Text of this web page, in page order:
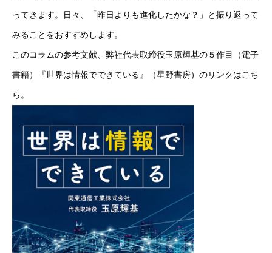
情報セキュリティ基本方針
HOME 新着情報 会社概要 事業紹介 採用情報 コラム
ってきます。日々、「昨日よりも進化したかな？」と振り返って
みることをおすすめします。
このコラムの参考文献、弊社代表取締役玉原輝基の５作目（電子
書籍）『世界は情報でできている』（星野書房）のリンクはこち
ら 。